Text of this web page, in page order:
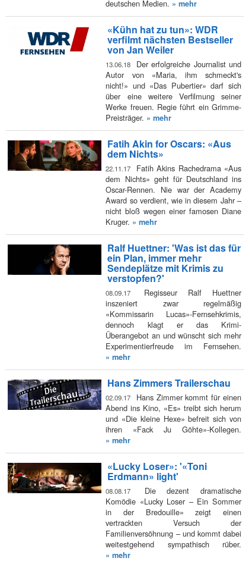
deutschen Medien. » mehr
«Kühn hat zu tun»: WDR
verfilmt nächsten Bestseller
von Jan Weiler
13.06.18
Der erfolgreiche Journalist und
Autor von «Maria, ihm schmeckt's
nicht!» und «Das Pubertier» darf sich
über eine weitere Verfilmung seiner
Werke freuen. Regie führt ein Grimme-
Preisträger. » mehr
Fatih Akin for Oscars: «Aus
dem Nichts»
22.11.17
Fatih Akins Rachedrama «Aus
dem Nichts» geht für Deutschland ins
Oscar-Rennen. Nie war der Academy
Award so verdient, wie in diesem Jahr –
nicht bloß wegen einer famosen Diane
Kruger. » mehr
Ralf Huettner: 'Was ist das für
ein Plan, immer mehr
Sendeplätze mit Krimis zu
verstopfen?'
08.09.17
Regisseur Ralf Huettner
inszeniert zwar regelmäßig
«Kommissarin Lucas»-Fernsehkrimis,
dennoch klagt er das Krimi-
Überangebot an und wünscht sich mehr
Experimentierfreude im Fernsehen.
» mehr
Hans Zimmers Trailerschau
02.09.17
Hans Zimmer kommt für einen
Abend ins Kino, «Es» treibt sich herum
und «Die kleine Hexe» befreit sich von
ihren «Fack Ju Göhte»-Kollegen.
» mehr
«Lucky Loser»: '«Toni
Erdmann» light'
08.08.17
Die dezent dramatische
Komödie «Lucky Loser – Ein Sommer
in der Bredouille» zeigt einen
vertrackten Versuch der
Familienversöhnung – und kommt dabei
weitestgehend sympathisch rüber.
» mehr